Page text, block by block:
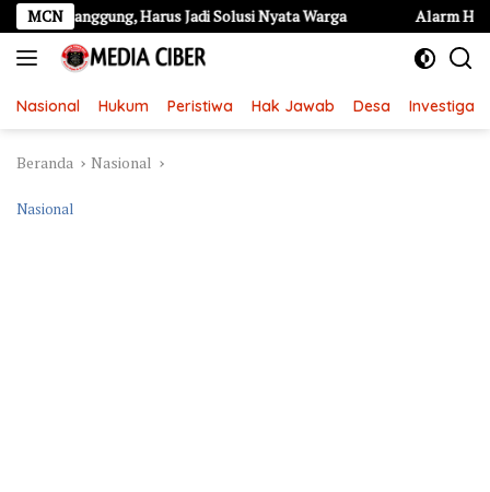
Langsung
ke
konten
MCNHarus Jadi Solusi Nyata Warga Alarm Hipertensi
Nasional Hukum Peristiwa Hak Jawab Desa Investigasi
Beranda Nasional
Nasional